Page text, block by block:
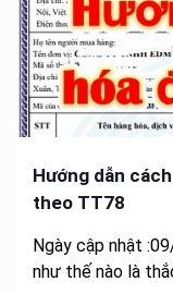
Hướng dẫn
theo TT78
Ngày cập nhật
như thế nào là